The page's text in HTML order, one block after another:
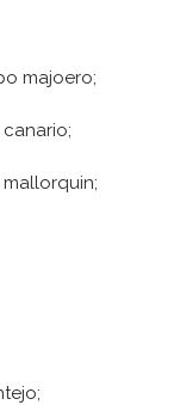
majoero;